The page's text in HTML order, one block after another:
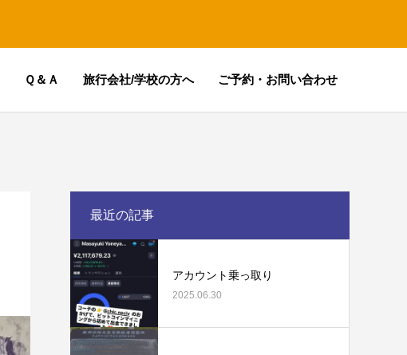
Ｑ＆Ａ 旅行会社/学校の方へ ご予約・お問い合わせ
最近の記事
アカウント乗っ取り
2025.06.30